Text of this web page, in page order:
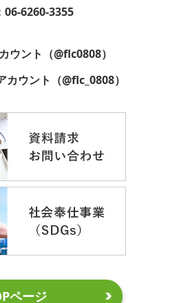
06-6260-3355
ウント（@flc0808）
カウント（@flc_0808）
ページ